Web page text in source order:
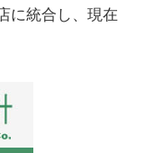
に統合し、現在